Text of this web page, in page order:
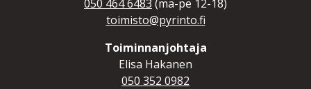
050 464 6483 (ma-pe 12-18)
toimisto@pyrinto.fi
Toiminnanjohtaja
Elisa Hakanen
050 352 0982